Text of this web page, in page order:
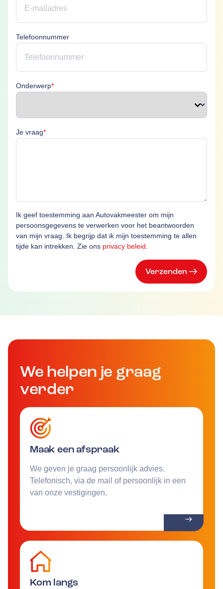
Telefoonnummer
Onderwerp*Onderwerp is verplicht
Je vraag*Je vraag is verplicht
Ik geef toestemming aan Autovakmeester om mijn
persoonsgegevens te verwerken voor het beantwoorden
van mijn vraag. Ik begrijp dat ik mijn toestemming te allen
tijde kan intrekken. Zie ons privacy beleid
Verzenden
We helpen je graag
verder
Maak een afspraak
We geven je graag persoonlijk advies.
Telefonisch, via de mail of persoonlijk in een
van onze vestigingen.
Kom langs